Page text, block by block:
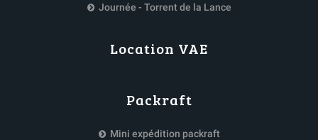
Journée - Torrent de la Lance
Location VAE
Packraft
Mini expédition packraft